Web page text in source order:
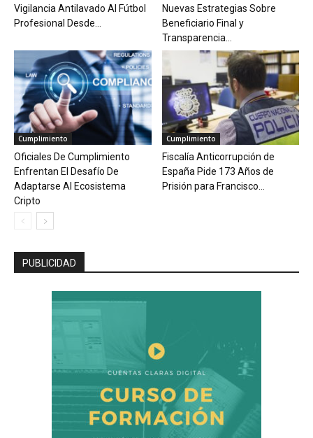
Vigilancia Antilavado Al Fútbol
Profesional Desde...
Nuevas Estrategias Sobre
Beneficiario Final y
Transparencia...
Cumplimiento
Oficiales De Cumplimiento
Enfrentan El Desafío De
Adaptarse Al Ecosistema
Cripto
Cumplimiento
Fiscalía Anticorrupción de
España Pide 173 Años de
Prisión para Francisco...
PUBLICIDAD